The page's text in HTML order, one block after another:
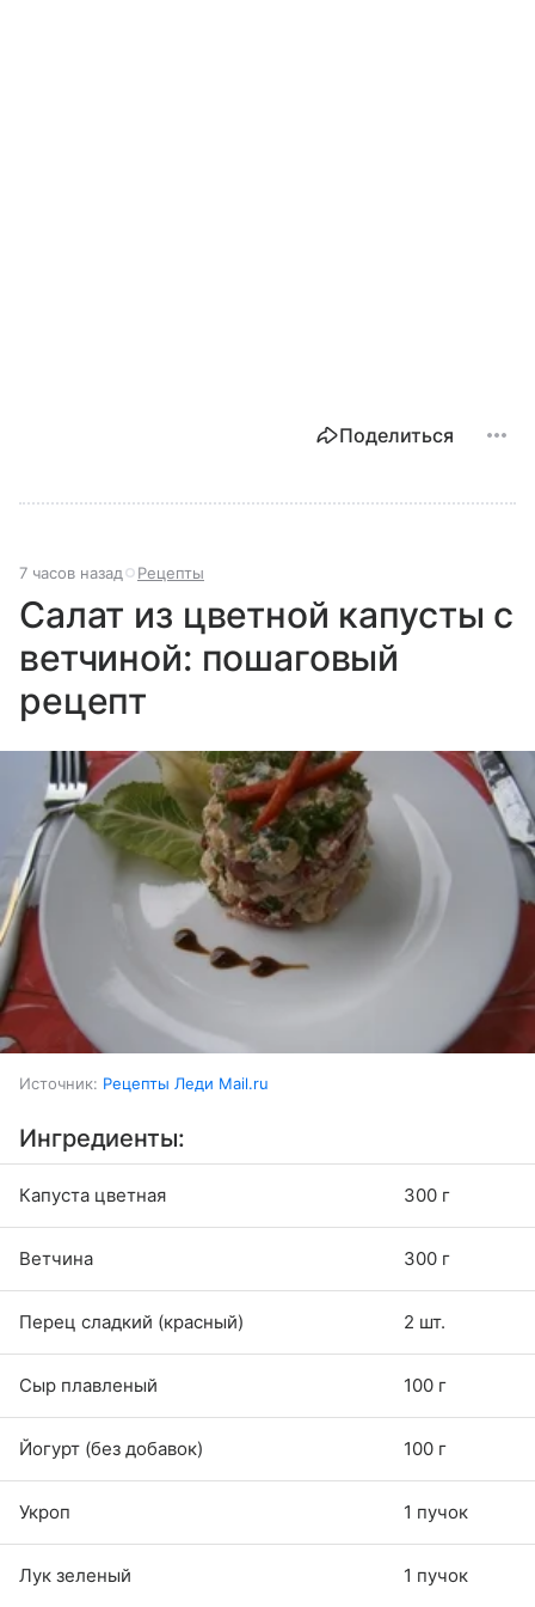
Поделиться
7 часов назад Рецепты
Салат из цветной капусты с
ветчиной: пошаговый
рецепт
Источник: Рецепты Леди Mail.ru
Ингредиенты:
Капуста цветная 300 г
Ветчина 300 г
Перец сладкий (красный) 2 шт.
Сыр плавленый 100 г
Йогурт (без добавок) 100 г
Укроп 1 пучок
Лук зеленый 1 пучок